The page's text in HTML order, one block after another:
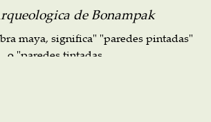
de Bonampak
maya, significa" "paredes pintadas"
o "paredes tintadas.